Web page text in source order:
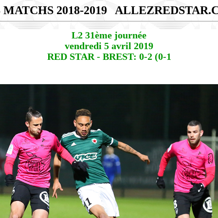
MATCHS 2018-2019
L2 31ème journée
vendredi 5 avril 2019
RED STAR - BREST: 0-2 (0-1